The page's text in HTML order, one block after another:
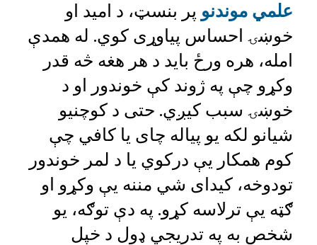
علمي موندنو پر بنسټ، د امید او
خوښۍ احساس پیاوړی کوي. له همدې
امله، هره ورځ باید د هر هغه څه قدر
وکړو چې په ژوند کې خوندور او د
خوښۍ سبب کیږي. حتی د کوچنيو
شیانو لکه یو پیاله چای یا کافي چې
کوم همکار یې درکوي یا د لمر خوندور
تودوخه، کیدای شي مننه یې وکړو او
ګټه یې ترلاسه کړو. په دې توګه، یو
شخص به په تدریجي ډول د خپل